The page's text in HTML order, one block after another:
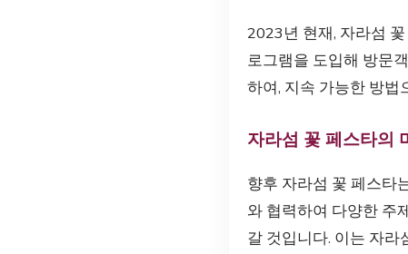
2023년 현재, 자라섬
로그램을 도입해 방문
하여, 지속 가능한 방법
자라섬 꽃 페스타의
향후 자라섬 꽃 페스타
와 협력하여 다양한 주
갈 것입니다. 이는 자